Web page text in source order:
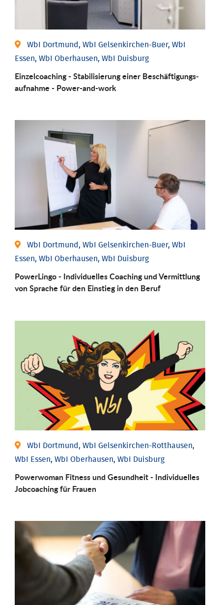
WbI Dortmund, WbI Gelsenkirchen-Buer, WbI
Essen, WbI Oberhausen, WbI Duisburg
Einzel­coaching - Stabili­sierung einer Be­schäftigungs­
aufnahme - Power-and-work
WbI Dortmund, WbI Gelsenkirchen-Buer, WbI
Essen, WbI Oberhausen, WbI Duisburg
PowerLingo - Individuelles Coaching und Vermittlung
von Sprache für den Einstieg in den Beruf
WbI Dortmund, WbI Gelsenkirchen-Rotthausen,
WbI Essen, WbI Oberhausen, WbI Duisburg
Powerwoman Fitness und Gesund­heit - Individu­elles
Job­coaching für Frauen